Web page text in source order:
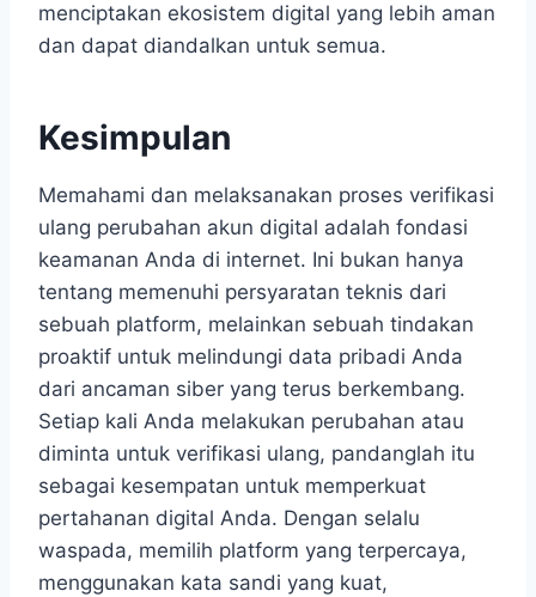
menciptakan ekosistem digital yang lebih aman
dan dapat diandalkan untuk semua.
Kesimpulan
Memahami dan melaksanakan proses verifikasi
ulang perubahan akun digital adalah fondasi
keamanan Anda di internet. Ini bukan hanya
tentang memenuhi persyaratan teknis dari
sebuah platform, melainkan sebuah tindakan
proaktif untuk melindungi data pribadi Anda
dari ancaman siber yang terus berkembang.
Setiap kali Anda melakukan perubahan atau
diminta untuk verifikasi ulang, pandanglah itu
sebagai kesempatan untuk memperkuat
pertahanan digital Anda. Dengan selalu
waspada, memilih platform yang terpercaya,
menggunakan kata sandi yang kuat,